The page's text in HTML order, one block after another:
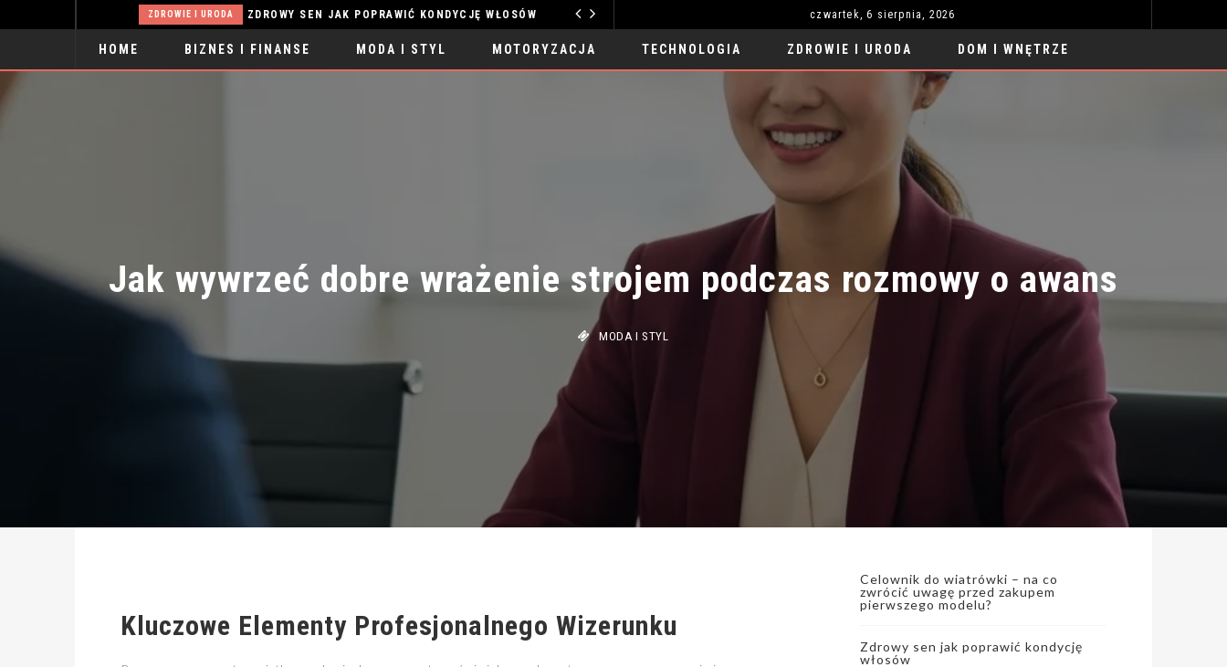
ZDROWIE I URODA ZDROWY SEN JAK POPRAWIĆ KONDYCJĘ WŁOSÓW czwartek, 6 sierpnia, 2026
HOME BIZNES I FINANSE MODA I STYL MOTORYZACJA TECHNOLOGIA ZDROWIE I URODA DOM I WNĘTRZE
Jak wywrzeć dobre wrażenie strojem podczas rozmowy o awans
MODA I STYL
Kluczowe Elementy Profesjonalnego Wizerunku
Celownik do wiatrówki – na co
zwrócić uwagę przed zakupem
pierwszego modelu?
Zdrowy sen jak poprawić kondycję
włosów